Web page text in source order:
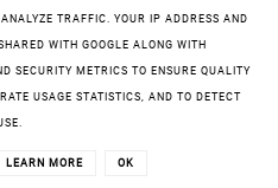
TRAFFIC. YOUR IP ADDRESS AND
WITH GOOGLE ALONG WITH
SECURITY METRICS TO ENSURE QUALITY
USAGE STATISTICS, AND TO DETECT
LEARN MORE OK